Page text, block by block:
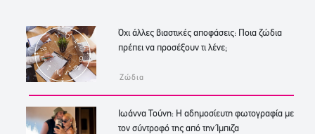
Όχι άλλες βιαστικές αποφάσεις: Ποια ζώδια
πρέπει να προσέξουν τι λένε;
Ζώδια
Ιωάννα Τούνη: Η αδημοσίευτη φωτογραφία με
τον σύντροφό της από την Ίμπιζα